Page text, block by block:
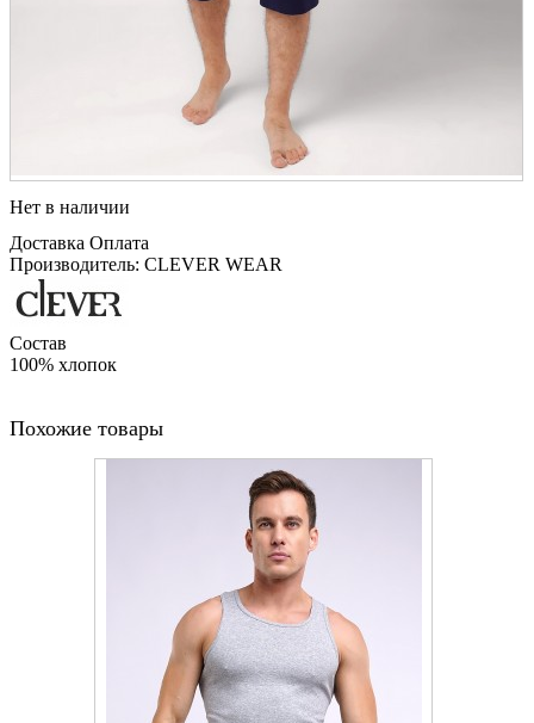
Нет в наличии
Доставка Оплата
Производитель: CLEVER WEAR
Состав
100% хлопок
Похожие товары